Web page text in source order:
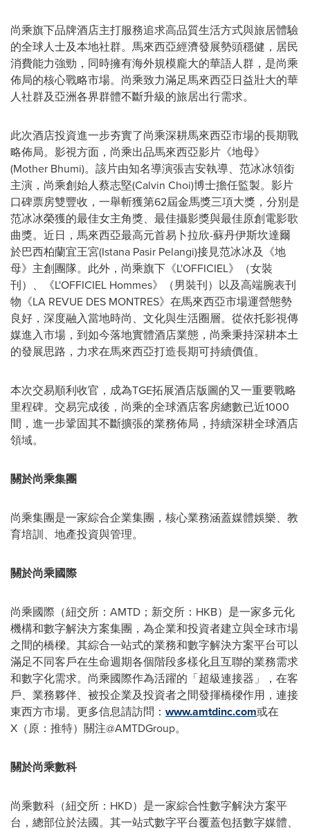
尚乘旗下品牌酒店主打服務追求高品質生活方式與旅居體驗
的全球人士及本地社群。馬來西亞經濟發展勢頭穩健，居民
消費能力強勁，同時擁有海外規模龐大的華語人群，是尚乘
佈局的核心戰略市場。尚乘致力滿足馬來西亞日益壯大的華
人社群及亞洲各界群體不斷升級的旅居出行需求。
此次酒店投資進一步夯實了尚乘深耕馬來西亞市場的長期戰
略佈局。影視方面，尚乘出品馬來西亞影片《地母》
(Mother Bhumi)。該片由知名導演張吉安執導、范冰冰領銜
主演，尚乘創始人蔡志堅(Calvin Choi)博士擔任監製。影片
口碑票房雙豐收，一舉斬獲第62屆金馬獎三項大獎，分別是
范冰冰榮獲的最佳女主角獎、最佳攝影獎與最佳原創電影歌
曲獎。近日，馬來西亞最高元首易卜拉欣-蘇丹伊斯坎達爾
於巴西柏蘭宜王宮(Istana Pasir Pelangi)接見范冰冰及《地
母》主創團隊。此外，尚乘旗下《L'OFFICIEL》（女裝
刊）、《L'OFFICIEL Hommes》（男裝刊）以及高端腕表刊
物《LA REVUE DES MONTRES》在馬來西亞市場運營態勢
良好，深度融入當地時尚、文化與生活圈層。從依托影視傳
媒進入市場，到如今落地實體酒店業態，尚乘秉持深耕本土
的發展思路，力求在馬來西亞打造長期可持續價值。
本次交易順利收官，成為TGE拓展酒店版圖的又一重要戰略
里程碑。交易完成後，尚乘的全球酒店客房總數已近1000
間，進一步鞏固其不斷擴張的業務佈局，持續深耕全球酒店
領域。
關於尚乘集團
尚乘集團是一家綜合企業集團，核心業務涵蓋媒體娛樂、教
育培訓、地產投資與管理。
關於尚乘國際
尚乘國際（紐交所：AMTD；新交所：HKB）是一家多元化
機構和數字解決方案集團，為企業和投資者建立與全球市場
之間的橋樑。其綜合一站式的業務和數字解決方案平台可以
滿足不同客戶在生命週期各個階段多樣化且互聯的業務需求
和數字化需求。尚乘國際作為活躍的 「超級連接器 」
，在客
戶、業務夥伴、被投企業及投資者之間發揮橋樑作用，連接
東西方市場。更多信息請訪問： www.amtdinc.com或在
X（原：推特）關注@AMTDGroup。
關於尚乘數科
尚乘數科（紐交所：HKD）是一家綜合性數字解決方案平
台，總部位於法國。其一站式數字平台覆蓋包括數字媒體、